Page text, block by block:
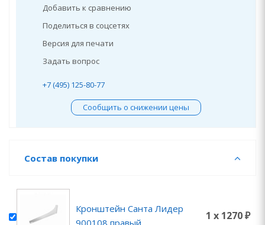
Добавить к сравнению
Поделиться в соцсетях
Версия для печати
Задать вопрос
+7 (495) 125-80-77
Сообщить о снижении цены
Состав покупки
Кронштейн Санта Лидер
900108 правый
1 x 1270 ₽